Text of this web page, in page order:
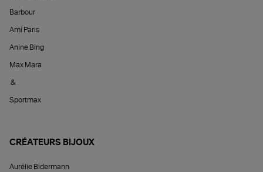
Barbour
Ami Paris
Anine Bing
Max Mara
&
Sportmax
CRÉATEURS BIJOUX
Aurélie Bidermann